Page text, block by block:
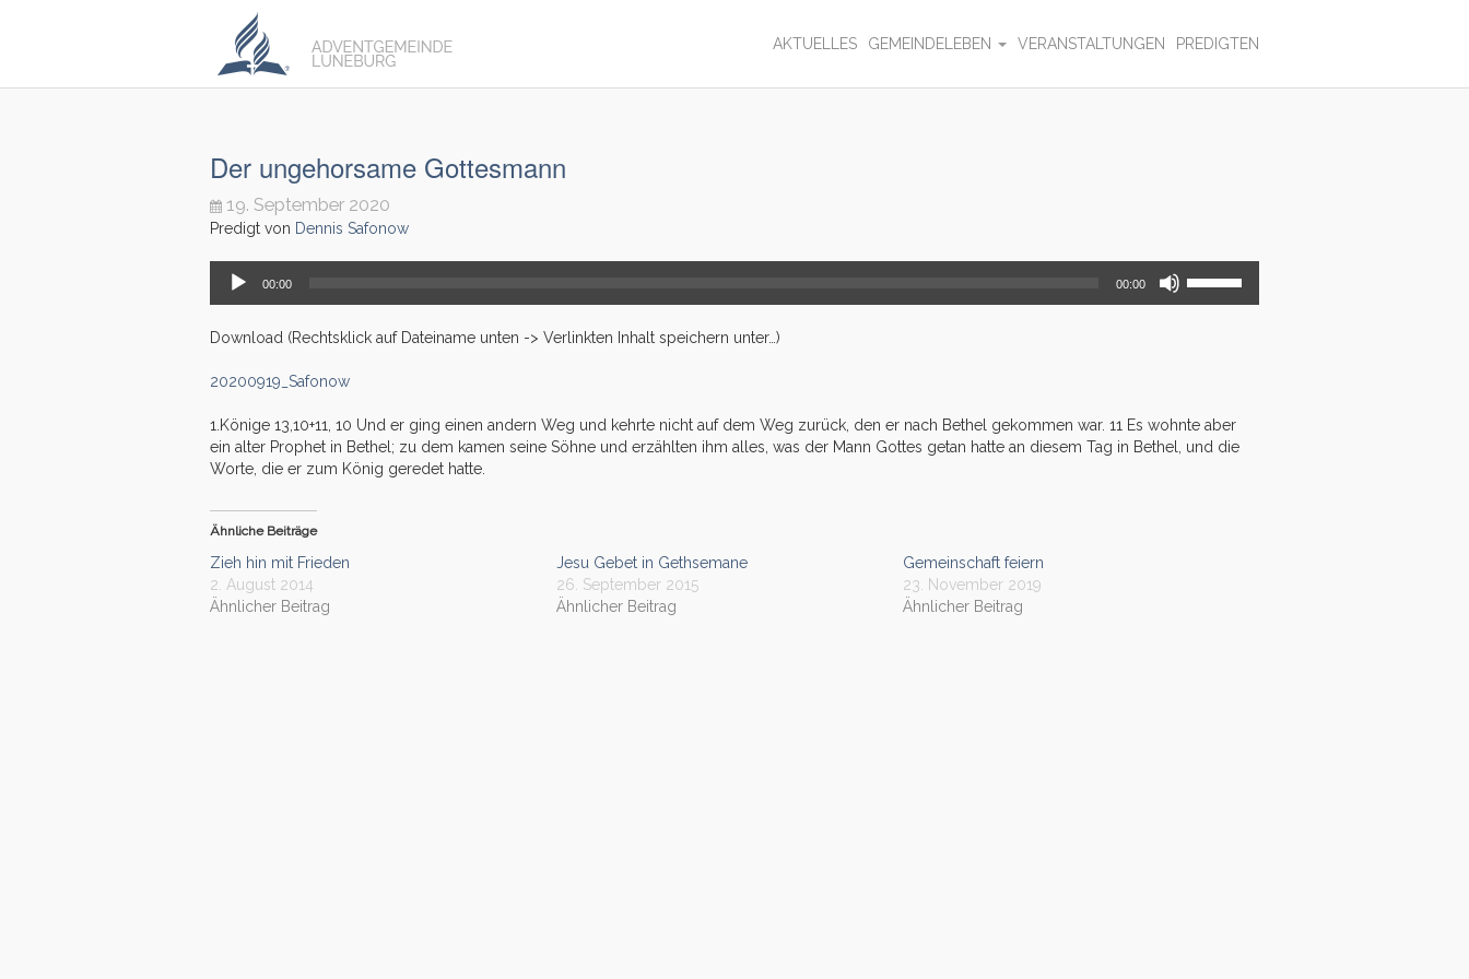
AKTUELLES GEMEINDELEBEN VERANSTALTUNGEN PREDIGTEN
Der ungehorsame Gottesmann
19. September 2020
Predigt von Dennis Safonow
Audio-
Player
00:00 00:00
Hoch/Runter
regeln.
Download (Rechtsklick auf Dateiname unten -> Verlinkten Inhalt speichern unter…)
20200919_Safonow
1.Könige 13,10+11, 10 Und er ging einen andern Weg und kehrte nicht auf dem Weg zurück, den er nach Bethel gekommen war. 11 Es wohnte aber
ein alter Prophet in Bethel; zu dem kamen seine Söhne und erzählten ihm alles, was der Mann Gottes getan hatte an diesem Tag in Bethel, und die
Worte, die er zum König geredet hatte.
Ähnliche Beiträge
Zieh hin mit Frieden
2. August 2014
Ähnlicher Beitrag
Jesu Gebet in Gethsemane
26. September 2015
Ähnlicher Beitrag
Gemeinschaft feiern
23. November 2019
Ähnlicher Beitrag